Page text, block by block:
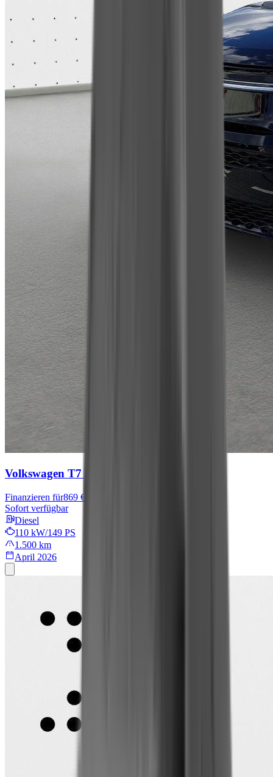
Volkswagen T7 Multivan
Finanzieren für869 € mtl.
Sofort verfügbar
Diesel
110 kW/149 PS
1.500 km
April 2026